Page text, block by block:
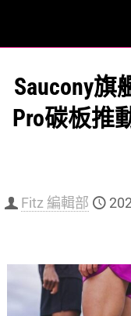
Saucony旗
Pro碳板推
Fitz 編輯部